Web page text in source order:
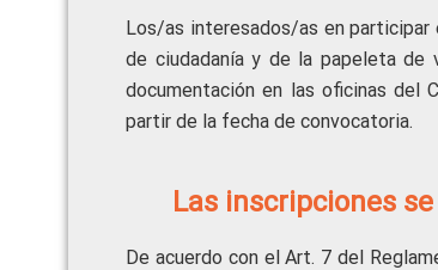
Los/as interesados/as en participar
de ciudadanía y de la papeleta de
documentación en las oficinas del
partir de la fecha de convocatoria.
Las inscripciones
De acuerdo con el Art. 7 del